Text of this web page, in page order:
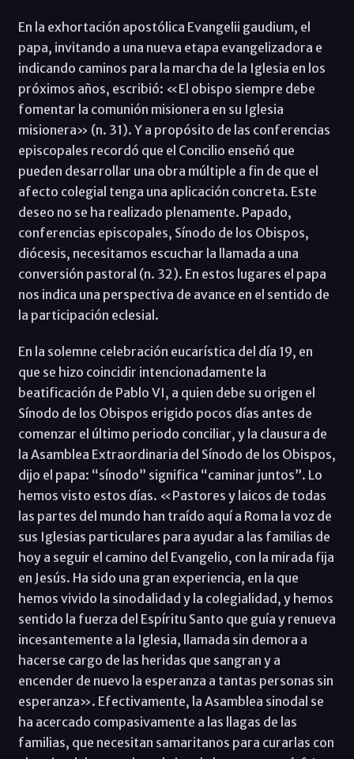
En la exhortación apostólica Evangelii gaudium, el
papa, invitando a una nueva etapa evangelizadora e
indicando caminos para la marcha de la Iglesia en los
próximos años, escribió: «El obispo siempre debe
fomentar la comunión misionera en su Iglesia
misionera» (n. 31). Y a propósito de las conferencias
episcopales recordó que el Concilio enseñó que
pueden desarrollar una obra múltiple a fin de que el
afecto colegial tenga una aplicación concreta. Este
deseo no se ha realizado plenamente. Papado,
conferencias episcopales, Sínodo de los Obispos,
diócesis, necesitamos escuchar la llamada a una
conversión pastoral (n. 32). En estos lugares el papa
nos indica una perspectiva de avance en el sentido de
la participación eclesial.
En la solemne celebración eucarística del día 19, en
que se hizo coincidir intencionadamente la
beatificación de Pablo VI, a quien debe su origen el
Sínodo de los Obispos erigido pocos días antes de
comenzar el último periodo conciliar, y la clausura de
la Asamblea Extraordinaria del Sínodo de los Obispos,
dijo el papa: “sínodo” significa “caminar juntos”. Lo
hemos visto estos días. «Pastores y laicos de todas
las partes del mundo han traído aquí a Roma la voz de
sus Iglesias particulares para ayudar a las familias de
hoy a seguir el camino del Evangelio, con la mirada fija
en Jesús. Ha sido una gran experiencia, en la que
hemos vivido la sinodalidad y la colegialidad, y hemos
sentido la fuerza del Espíritu Santo que guía y renueva
incesantemente a la Iglesia, llamada sin demora a
hacerse cargo de las heridas que sangran y a
encender de nuevo la esperanza a tantas personas sin
esperanza». Efectivamente, la Asamblea sinodal se
ha acercado compasivamente a las llagas de las
familias, que necesitan samaritanos para curarlas con